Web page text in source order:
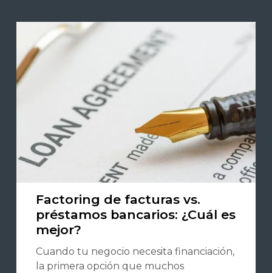
Factoring de facturas vs.
préstamos bancarios: ¿Cuál es
mejor?
Cuando tu negocio necesita financiación,
la primera opción que muchos